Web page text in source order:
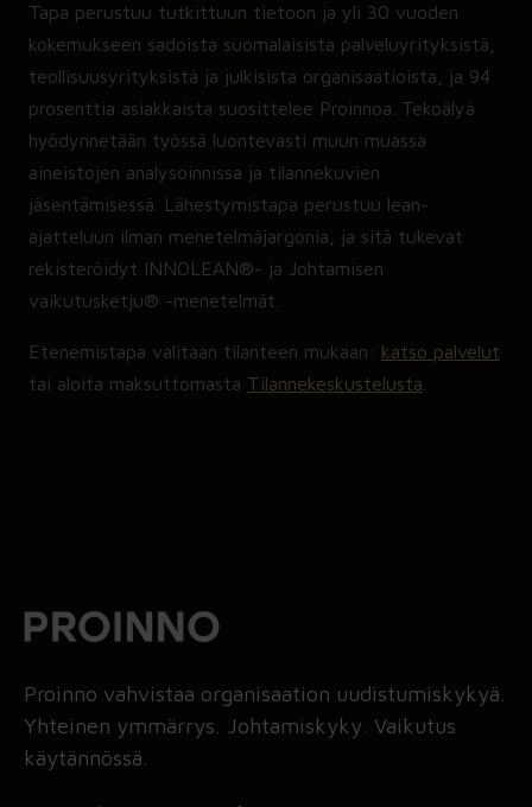
Tapa perustuu tutkittuun tietoon ja yli 30 vuoden
kokemukseen sadoista suomalaisista palveluyrityksistä,
teollisuusyrityksistä ja julkisista organisaatioista, ja 94
prosenttia asiakkaista suosittelee Proinnoa. Tekoälyä
hyödynnetään työssä luontevasti muun muassa
aineistojen analysoinnissa ja tilannekuvien
jäsentämisessä. Lähestymistapa perustuu lean-
ajatteluun ilman menetelmäjargonia, ja sitä tukevat
rekisteröidyt INNOLEAN®- ja Johtamisen
vaikutusketju® -menetelmät.
Etenemistapa valitaan tilanteen mukaan: katso palvelut
tai aloita maksuttomasta Tilannekeskustelusta
Proinno vahvistaa organisaation uudistumiskykyä.
Yhteinen ymmärrys. Johtamiskyky. Vaikutus
käytännössä.